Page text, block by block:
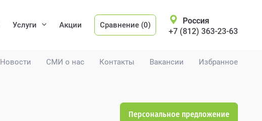
Новости СМИ о нас Контакты Вакансии Избранное
Услуги Акции Сравнение (0)
Россия
+7 (812) 363-23-63
Персональное предложение